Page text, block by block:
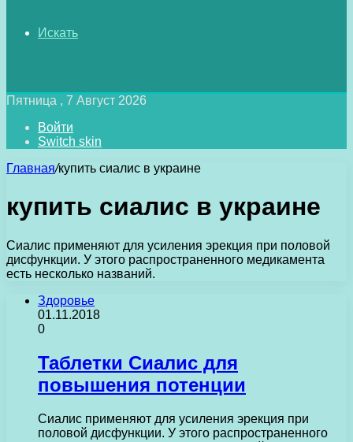
Искать
Пятница , 7 Август 2026
Войти
Switch skin
Главная/купить сиалис в украине
купить сиалис в украине
Сиалис применяют для усиления эрекция при половой
дисфункции. У этого распространенного медикамента
есть несколько названий.
Здоровье
01.11.2018
0
Таблетки Сиалис для
повышения потенции
Сиалис применяют для усиления эрекция при
половой дисфункции. У этого распространенного